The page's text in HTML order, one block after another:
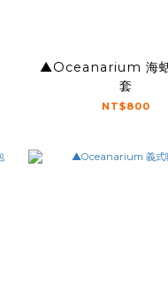
▲Oceanarium 海
套
NT$800